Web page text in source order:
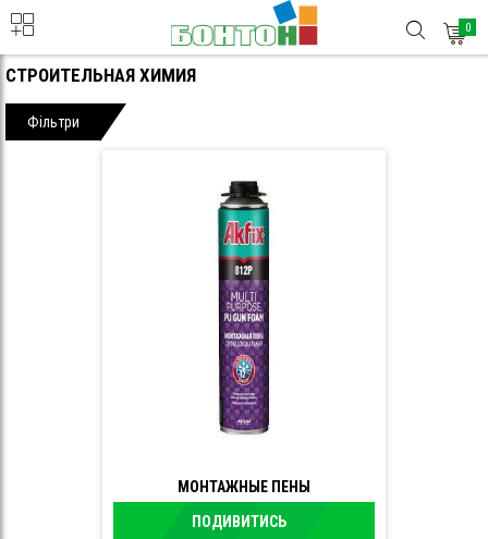
0
Фільтри
СТРОИТЕЛЬНАЯ ХИМИЯ
МОНТАЖНЫЕ ПЕНЫ
ПОДИВИТИСЬ